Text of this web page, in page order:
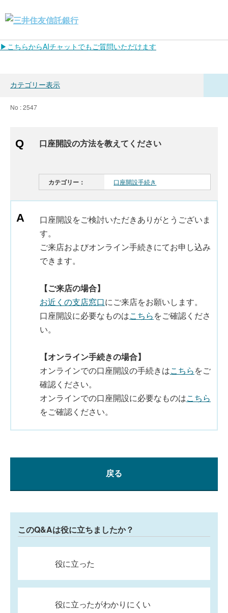
▶こちらからAIチャットでもご質問いただけます
カテゴリー表示
No : 2547
口座開設の方法を教えてください
カテゴリー： 口座開設手続き
口座開設をご検討いただきありがとうございま
す。
ご来店およびオンライン手続きにてお申し込み
できます。
【ご来店の場合】
お近くの支店窓口にご来店をお願いします。
口座開設に必要なものはこちらをご確認くださ
い。
【オンライン手続きの場合】
オンラインでの口座開設の手続きはこちらをご
確認ください。
オンラインでの口座開設に必要なものはこちら
をご確認ください。
戻る
このQ&Aは役に立ちましたか？
役に立った
役に立ったがわかりにくい